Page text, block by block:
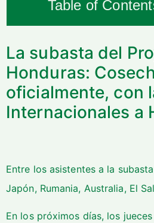
Table of
La subasta del
Honduras:
oficialmente, con
Internacionales a
Entre los asistentes a la
Japón, Rumania, Australia, El
En los próximos días, los